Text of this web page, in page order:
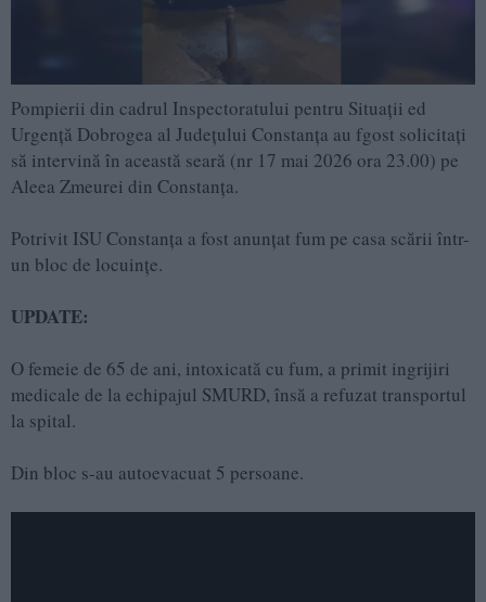
Pompierii din cadrul Inspectoratului pentru Situații ed
Urgență Dobrogea al Județului Constanța au fgost solicitați
să intervină în această seară (nr 17 mai 2026 ora 23.00) pe
Aleea Zmeurei din Constanța.
Potrivit ISU Constanța a fost anunțat fum pe casa scării într-
un bloc de locuințe.
UPDATE:
O femeie de 65 de ani, intoxicată cu fum, a primit ingrijiri
medicale de la echipajul SMURD, însă a refuzat transportul
la spital.
Din bloc s-au autoevacuat 5 persoane.